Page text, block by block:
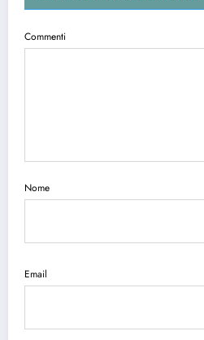
Commenti
Nome
Email